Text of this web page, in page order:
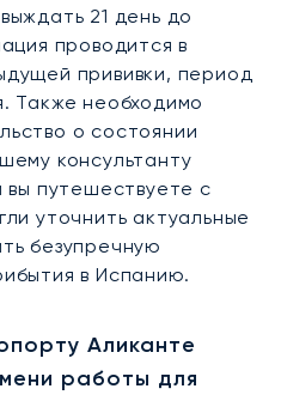
21 день до
проводится в
прививки, период
Также необходимо
о состоянии
консультанту
путешествуете с
уточнить актуальные
безупречную
в Испанию.
Аликанте
работы для